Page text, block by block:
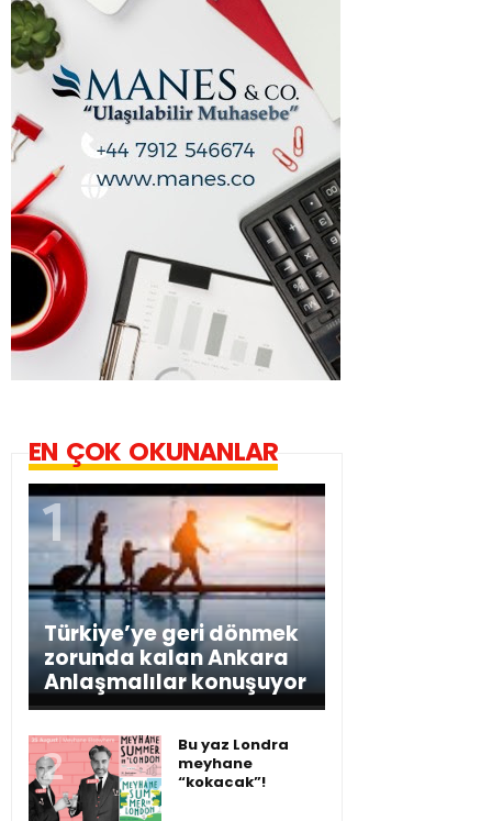
EN ÇOK OKUNANLAR
Türkiye’ye geri dönmek
zorunda kalan Ankara
Anlaşmalılar konuşuyor
Bu yaz Londra
meyhane
“kokacak”!